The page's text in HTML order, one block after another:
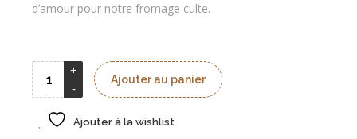
d’amour pour notre fromage culte.
Ajouter au panier
Ajouter à la wishlist